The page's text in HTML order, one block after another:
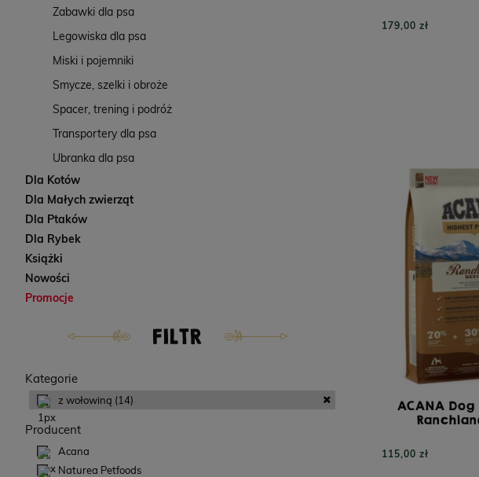
Zabawki dla psa
Legowiska dla psa
Miski i pojemniki
Smycze, szelki i obroże
Spacer, trening i podróż
Transportery dla psa
Ubranka dla psa
Dla Kotów
Dla Małych zwierząt
Dla Ptaków
Dla Rybek
Książki
Nowości
Promocje
FILTR
Kategorie
z wołowiną (14)
Producent
Acana
Naturea Petfoods
179,00 zł
ACANA
115,00 zł